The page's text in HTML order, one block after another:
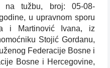
na tužbu, broj: 05-08-
u upravnom sporu
i Martinović Ivana, iz
Stojić Gordanu,
Federacije Bosne i
Bosne i Hercegovine,